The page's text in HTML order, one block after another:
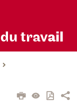
du travail